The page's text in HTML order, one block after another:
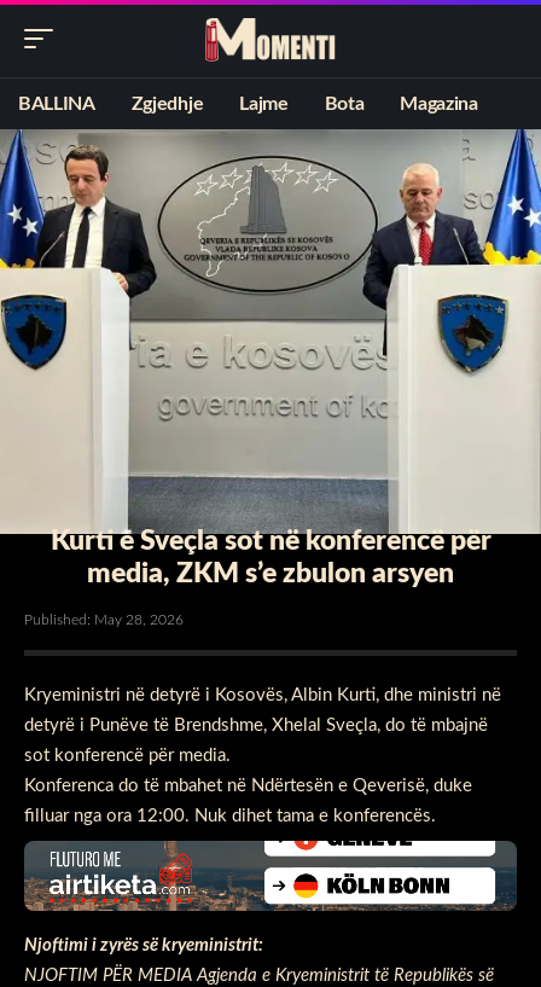
BALLINA Zgjedhje Lajme Bota Magazina
Kurti e Sveçla sot në konferencë për
media, ZKM s’e zbulon arsyen
Published: May 28, 2026
Kryeministri në detyrë i Kosovës, Albin Kurti, dhe ministri në
detyrë i Punëve të Brendshme, Xhelal Sveçla, do të mbajnë
sot konferencë për media.
Konferenca do të mbahet në Ndërtesën e Qeverisë, duke
filluar nga ora 12:00. Nuk dihet tama e konferencës.
Njoftimi i zyrës së kryeministrit:
NJOFTIM PËR MEDIA Agjenda e Kryeministrit të Republikës së